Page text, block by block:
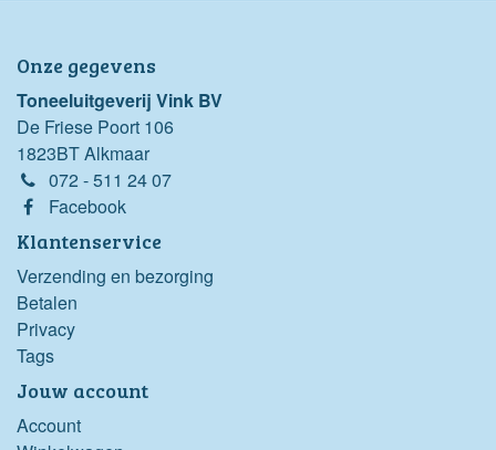
Onze gegevens
Toneeluitgeverij Vink BV
De Friese Poort 106
1823BT Alkmaar
072 - 511 24 07
Facebook
Klantenservice
Verzending en bezorging
Betalen
Privacy
Tags
Jouw account
Account